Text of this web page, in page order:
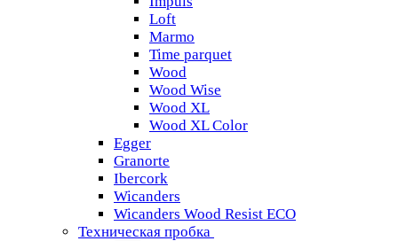
Loft
Marmo
Time parquet
Wood
Wood Wise
Wood XL
Wood XL Color
Egger
Granorte
Ibercork
Wicanders
Wicanders Wood Resist ECO
Техническая пробка